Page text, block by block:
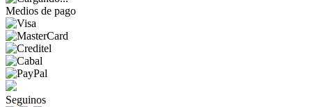
Medios de pago
Seguinos